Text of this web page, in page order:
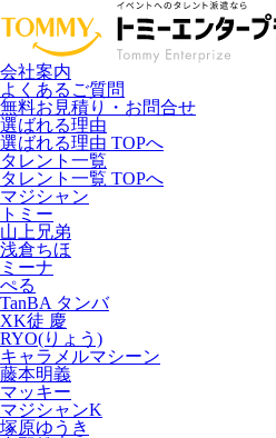
会社案内
よくあるご質問
無料お見積り・お問合せ
選ばれる理由
選ばれる理由 TOPへ
タレント一覧
タレント一覧 TOPへ
マジシャン
トミー
山上兄弟
浅倉ちほ
ミーナ
ぺる
TanBA タンバ
XK徒 慶
RYO(りょう)
キャラメルマシーン
藤本明義
マッキー
マジシャンK
塚原ゆうき